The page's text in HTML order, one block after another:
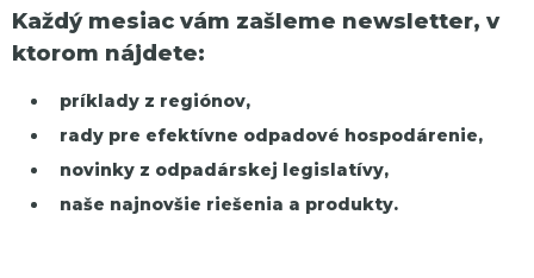
Každý mesiac vám zašleme newsletter, v
ktorom nájdete:
príklady z regiónov,
rady pre efektívne odpadové hospodárenie,
novinky z odpadárskej legislatívy,
naše najnovšie riešenia a produkty.